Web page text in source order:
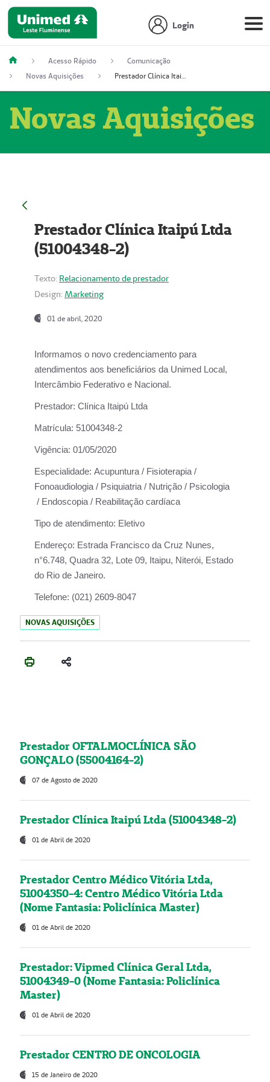
Login
Acesso Rápido
Comunicação
Novas Aquisições
Prestador Clínica Itaipú Ltda (51004348-2)
Novas Aquisições
Prestador Clínica Itaipú Ltda
(51004348-2)
Texto: Relacionamento de prestador
Design: Marketing
01 de abril, 2020
Informamos o novo credenciamento para
atendimentos aos beneficiários da Unimed Local,
Intercâmbio Federativo e Nacional.
Prestador: Clínica Itaipú Ltda
Matrícula: 51004348-2
Vigência: 01/05/2020
Especialidade: Acupuntura / Fisioterapia /
Fonoaudiologia / Psiquiatria / Nutrição / Psicologia
/ Endoscopia / Reabilitação cardíaca
Tipo de atendimento: Eletivo
Endereço: Estrada Francisco da Cruz Nunes,
n°6.748, Quadra 32, Lote 09, Itaipu, Niterói, Estado
do Rio de Janeiro.
Telefone: (021) 2609-8047
NOVAS AQUISIÇÕES
Prestador OFTALMOCLÍNICA SÃO
GONÇALO (55004164-2)
07 de Agosto de 2020
Prestador Clínica Itaipú Ltda (51004348-2)
01 de Abril de 2020
Prestador Centro Médico Vitória Ltda,
51004350-4: Centro Médico Vitória Ltda
(Nome Fantasia: Policlínica Master)
01 de Abril de 2020
Prestador: Vipmed Clínica Geral Ltda,
51004349-0 (Nome Fantasia: Policlínica
Master)
01 de Abril de 2020
Prestador CENTRO DE ONCOLOGIA
15 de Janeiro de 2020